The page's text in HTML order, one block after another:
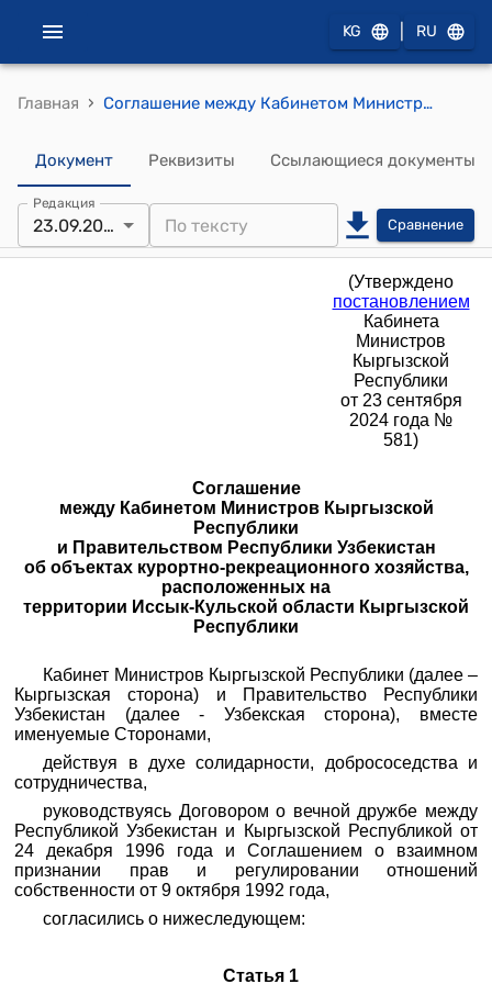
KG RU
Главная › Соглашение между Кабинетом Министров Кыргызской Республики и Правительством Республики Узбекистан об объектах курортно-рекреационного хозяйства, расположенных на территории Иссык-Кульской области Кыргызской Республики (Утверждено постановлением Кабинета Министров Кыргызской Республики от 23 сентября 2024 года № 581)
Документ Реквизиты Ссылающиеся документы
Редакция
23.09.2024 Сравнение